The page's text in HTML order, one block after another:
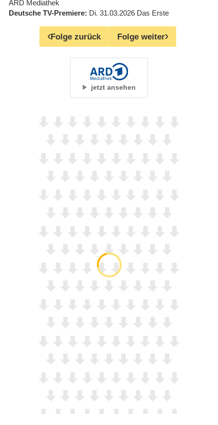
ARD Mediathek
Deutsche TV-Premiere Di. 31.03.2026 Das Erste
Folge zurück Folge weiter
jetzt ansehen